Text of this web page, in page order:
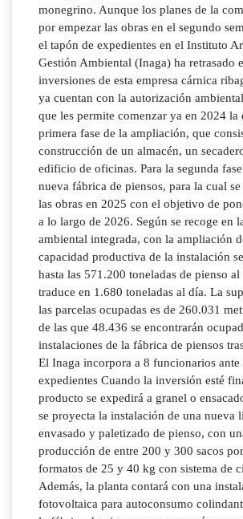
monegrino. Aunque los planes de la
por empezar las obras en el segundo
el tapón de expedientes en el Instituto
Gestión Ambiental (Inaga) ha retrasado
inversiones de esta empresa cárnica
ya cuentan con la autorización
que les permite comenzar ya en 2024 la
primera fase de la ampliación, que
construcción de un almacén, un
edificio de oficinas. Para la segunda
nueva fábrica de piensos, para la cual
las obras en 2025 con el objetivo de
a lo largo de 2026. Según se recoge en
ambiental integrada, con la ampliación
capacidad productiva de la instalación
hasta las 571.200 toneladas de pienso
traduce en 1.680 toneladas al día. La
las parcelas ocupadas es de 260.031
de las que 48.436 se encontrarán
instalaciones de la fábrica de piensos
El Inaga incorpora a 8 funcionarios ante
expedientes Cuando la inversión esté
producto se expedirá a granel o
se proyecta la instalación de una nueva
envasado y paletizado de pienso, con
producción de entre 200 y 300 sacos
formatos de 25 y 40 kg con sistema de
Además, la planta contará con una
fotovoltaica para autoconsumo